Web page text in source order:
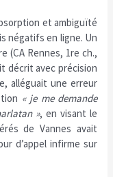
et ambiguïté
négatifs en ligne. Un
(CA Rennes, 1re ch.,
décrit avec précision
alléguait une erreur
« je me demande
», en visant le
de Vannes avait
d’appel infirme sur